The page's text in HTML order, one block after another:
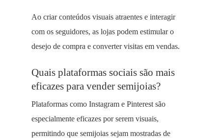
Ao criar conteúdos visuais atraentes e interagir
com os seguidores, as lojas podem estimular o
desejo de compra e converter visitas em vendas.
Quais plataformas sociais são mais
eficazes para vender semijoias?
Plataformas como Instagram e Pinterest são
especialmente eficazes por serem visuais,
permitindo que semijoias sejam mostradas de